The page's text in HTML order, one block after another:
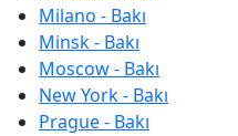
Milano - Bakı
Minsk - Bakı
Moscow - Bakı
New York - Bakı
Prague - Bakı